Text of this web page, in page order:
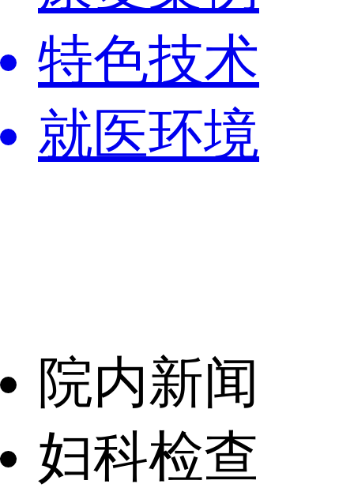
特色技术
就医环境
院内新闻
妇科检查